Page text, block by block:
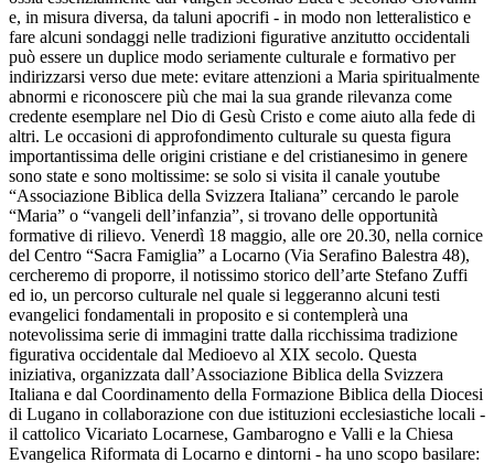
e, in misura diversa, da taluni apocrifi - in modo non letteralistico e
fare alcuni sondaggi nelle tradizioni figurative anzitutto occidentali
può essere un duplice modo seriamente culturale e formativo per
indirizzarsi verso due mete: evitare attenzioni a Maria spiritualmente
abnormi e riconoscere più che mai la sua grande rilevanza come
credente esemplare nel Dio di Gesù Cristo e come aiuto alla fede di
altri. Le occasioni di approfondimento culturale su questa figura
importantissima delle origini cristiane e del cristianesimo in genere
sono state e sono moltissime: se solo si visita il canale youtube
“Associazione Biblica della Svizzera Italiana” cercando le parole
“Maria” o “vangeli dell’infanzia”, si trovano delle opportunità
formative di rilievo. Venerdì 18 maggio, alle ore 20.30, nella cornice
del Centro “Sacra Famiglia” a Locarno (Via Serafino Balestra 48),
cercheremo di proporre, il notissimo storico dell’arte Stefano Zuffi
ed io, un percorso culturale nel quale si leggeranno alcuni testi
evangelici fondamentali in proposito e si contemplerà una
notevolissima serie di immagini tratte dalla ricchissima tradizione
figurativa occidentale dal Medioevo al XIX secolo. Questa
iniziativa, organizzata dall’Associazione Biblica della Svizzera
Italiana e dal Coordinamento della Formazione Biblica della Diocesi
di Lugano in collaborazione con due istituzioni ecclesiastiche locali -
il cattolico Vicariato Locarnese, Gambarogno e Valli e la Chiesa
Evangelica Riformata di Locarno e dintorni - ha uno scopo basilare: